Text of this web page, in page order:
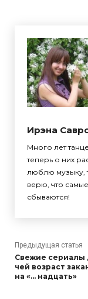
Ирэна
Много лет
теперь о них
люблю музыку,
верю, что
сбываются!
Предыдущая статья
Свежие сериалы
чей возраст
на «… надцать»